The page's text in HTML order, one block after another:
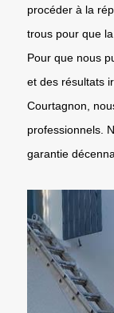
procéder à la
trous pour que
Pour que nous
et des résultats
Courtagnon,
professionnels.
garantie